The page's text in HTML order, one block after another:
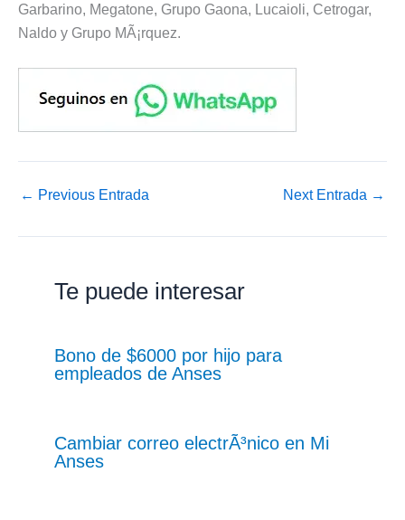
Garbarino, Megatone, Grupo Gaona, Lucaioli, Cetrogar,
Naldo y Grupo MÃ¡rquez.
← Previous Entrada Next Entrada →
Te puede interesar
Bono de $6000 por hijo para
empleados de Anses
Cambiar correo electrÃ³nico en Mi
Anses